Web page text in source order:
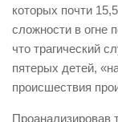
которых почти
сложности в огне
что трагический
пятерых детей,
происшествия
Проанализировав